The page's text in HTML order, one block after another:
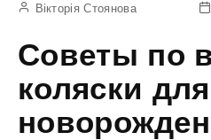
Вікторія Стоянова
Советы по
коляски для